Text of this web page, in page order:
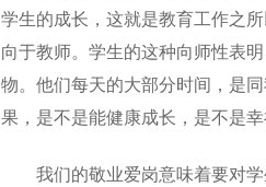
学生的成长，这就是教育工作之
向于教师。学生的这种向师性表
物。他们每天的大部分时间，是
果，是不是能健康成长，是不是
我们的敬业爱岗意味着要对